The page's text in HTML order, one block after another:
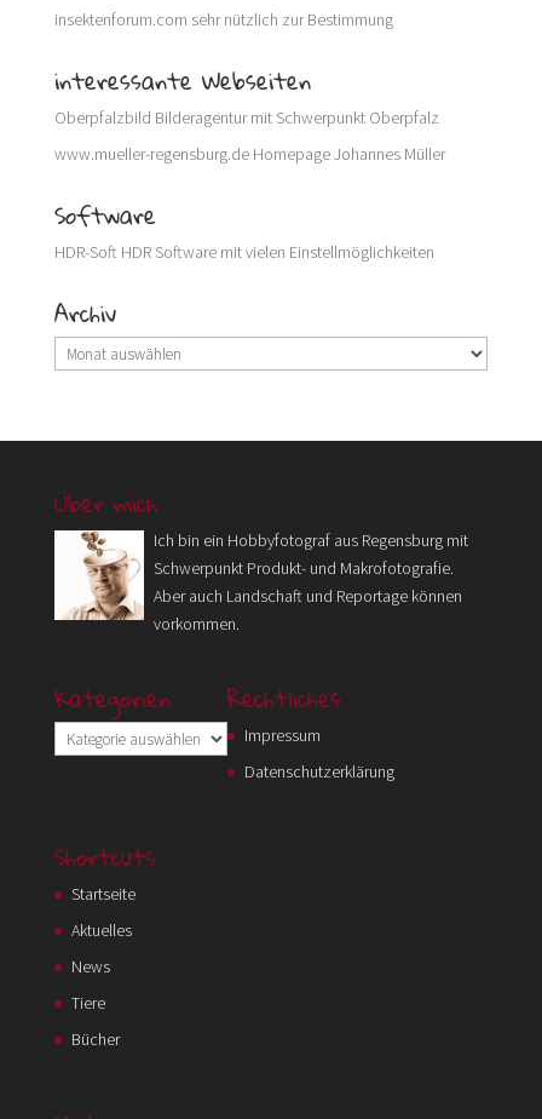
insektenforum.com sehr nützlich zur Bestimmung
interessante Webseiten
Oberpfalzbild Bilderagentur mit Schwerpunkt Oberpfalz
www.mueller-regensburg.deHomepage Johannes Müller
Software
HDR-SoftHDR Software mit vielen Einstellmöglichkeiten
Archiv
Archiv
Über mich
Ich bin ein Hobbyfotograf aus Regensburg mit
Schwerpunkt Produkt- und Makrofotografie.
Aber auch Landschaft und Reportage können
vorkommen.
Kategorien
Kategorien
Rechtliches
Impressum
Datenschutzerklärung
Shortcuts
Startseite
Aktuelles
News
Tiere
Bücher